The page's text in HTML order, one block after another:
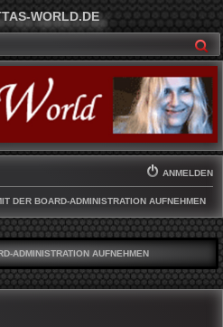
WORLD.DE
ANMELDEN
DER BOARD-ADMINISTRATION AUFNEHMEN
ADMINISTRATION AUFNEHMEN